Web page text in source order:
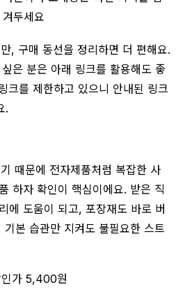
겨두세요
, 구매 동선을 정리하면 더 편해요.
은 분은 아래 링크를 활용해도 좋
크를 제한하고 있으니 안내된 링크
.
때문에 전자제품처럼 복잡한 사
하자 확인이 핵심이에요. 받은 직
에 도움이 되고, 포장재도 바로 버
본 습관만 지켜도 불필요한 스트
가 5,400원